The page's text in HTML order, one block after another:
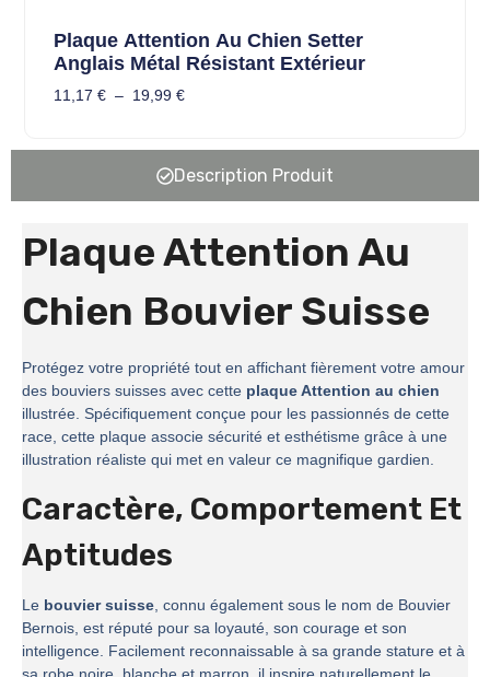
Plaque Attention Au Chien Setter
Anglais Métal Résistant Extérieur
11,17 € – 19,99 €
Description Produit
Plaque Attention Au
Chien Bouvier Suisse
Protégez votre propriété tout en affichant fièrement votre amour
des bouviers suisses avec cette plaque Attention au chien
illustrée. Spécifiquement conçue pour les passionnés de cette
race, cette plaque associe sécurité et esthétisme grâce à une
illustration réaliste qui met en valeur ce magnifique gardien.
Caractère, Comportement Et
Aptitudes
Le bouvier suisse, connu également sous le nom de Bouvier
Bernois, est réputé pour sa loyauté, son courage et son
intelligence. Facilement reconnaissable à sa grande stature et à